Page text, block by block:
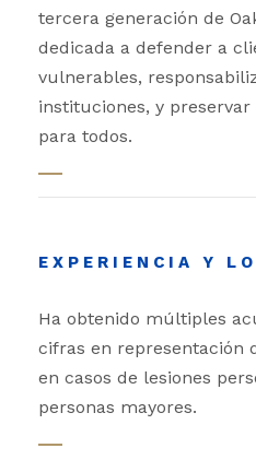
tercera generación de
dedicada a defender a
vulnerables,
instituciones, y
para todos.
EXPERIENCIA Y
Ha obtenido múltiples
cifras en representación
en casos de lesiones
personas mayores.